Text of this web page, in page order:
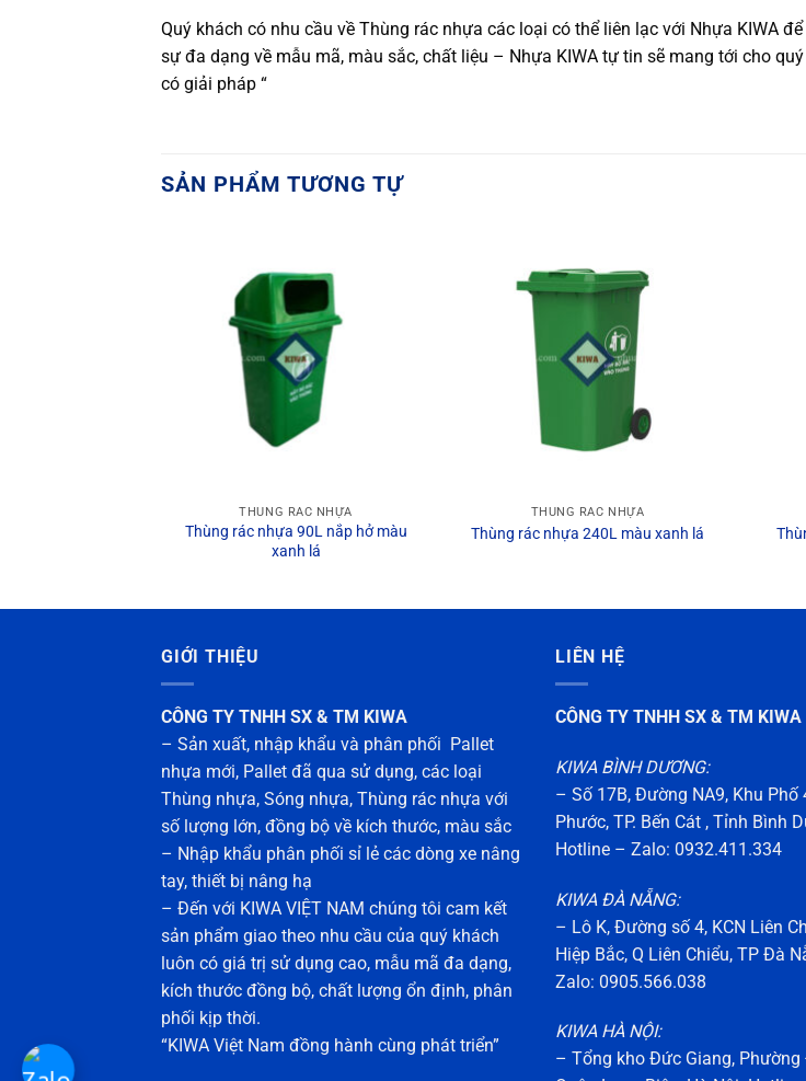
Quý khách có nhu cầu về Thùng rác nhựa các loại có thể liên lạc với Nhựa KIWA
sự đa dạng về mẫu mã, màu sắc, chất liệu – Nhựa KIWA tự tin sẽ mang tới cho
có giải pháp “
SẢN PHẨM TƯƠNG TỰ
THÙNG RÁC NHỰA
Thùng rác nhựa 90L nắp hở màu
xanh lá
THÙNG RÁC NHỰA
Thùng rác nhựa 240L màu xanh lá
GIỚI THIỆU
CÔNG TY TNHH SX & TM KIWA
– Sản xuất, nhập khẩu và phân phối Pallet
nhựa mới, Pallet đã qua sử dụng, các loại
Thùng nhựa, Sóng nhựa, Thùng rác nhựa với
số lượng lớn, đồng bộ về kích thước, màu sắc
– Nhập khẩu phân phối sỉ lẻ các dòng xe nâng
tay, thiết bị nâng hạ
– Đến với KIWA VIỆT NAM chúng tôi cam kết
sản phẩm giao theo nhu cầu của quý khách
luôn có giá trị sử dụng cao, mẫu mã đa dạng,
kích thước đồng bộ, chất lượng ổn định, phân
phối kịp thời.
“KIWA Việt Nam đồng hành cùng phát triển”
LIÊN HỆ
CÔNG TY TNHH SX & TM KIWA
KIWA BÌNH DƯƠNG:
– Số 17B, Đường NA9, Khu Phố
Phước, TP. Bến Cát , Tỉnh Bình
Hotline – Zalo: 0932.411.334
KIWA ĐÀ NẴNG:
– Lô K, Đường số 4, KCN Liên
Hiệp Bắc, Q Liên Chiểu, TP Đà
Zalo: 0905.566.038
KIWA HÀ NỘI:
– Tổng kho Đức Giang, Phường